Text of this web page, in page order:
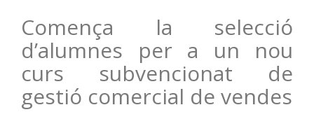
Comença la selecció
d’alumnes per a un nou
curs subvencionat de
gestió comercial de vendes